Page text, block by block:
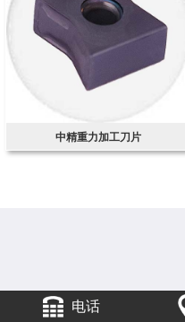
中精重力加工刀片
电话